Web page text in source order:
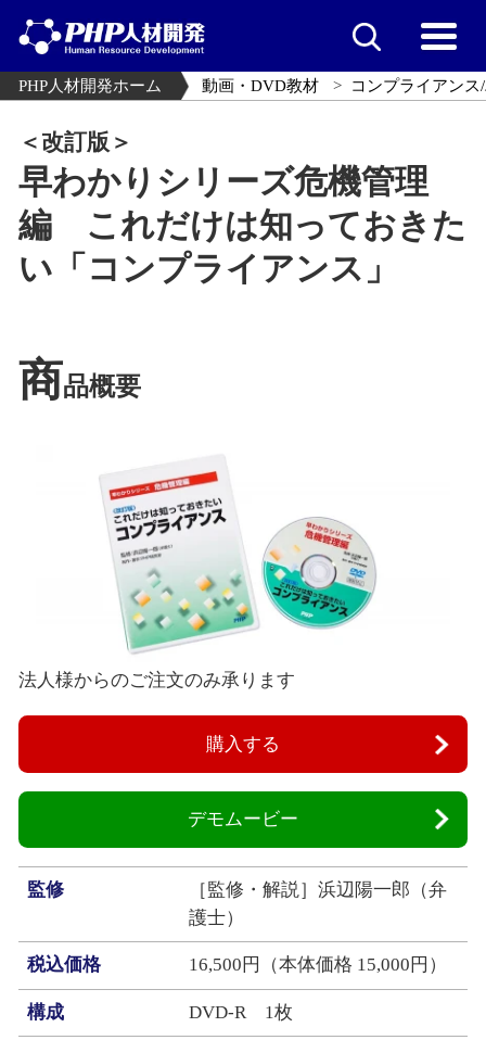
PHP人材開発ホーム 動画・DVD教材 コンプライアン
＜改訂版＞
早わかりシリーズ危機管理
編 これだけは知っておきた
い「コンプライアンス」
商品概要
法人様からのご注文のみ承ります
購入する
デモムービー
監修
［監修・解説］浜辺陽一郎（弁
護士）
税込価格 16,500円（本体価格 15,000円）
構成 DVD‐R 1枚